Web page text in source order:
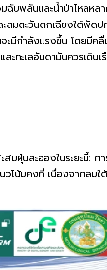
ฉับพลันและน้ำป่าไหลหล
ลมตะวันตกเฉียงใต้พัด
ะมีกำลังแรงขึ้น โดยมี
ละทะเลอันดามันควรเดิ
สมฝุ่นละอองในระยะนี้:
โน้มคงที่ เนื่องจากลมใ